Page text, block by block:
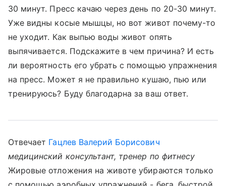
30 минут. Пресс качаю через день по 20-30 минут.
Уже видны косые мышцы, но вот живот почему-то
не уходит. Как выпью воды живот опять
выпячивается. Подскажите в чем причина? И есть
ли вероятность его убрать с помощью упражнения
на пресс. Может я не правильно кушаю, пью или
тренируюсь? Буду благодарна за ваш ответ.
Отвечает Гацлев Валерий Борисович
медицинский консультант, тренер по фитнесу
Жировые отложения на животе убираются только